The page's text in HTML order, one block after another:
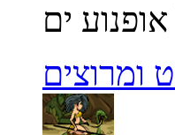
ומרוצים